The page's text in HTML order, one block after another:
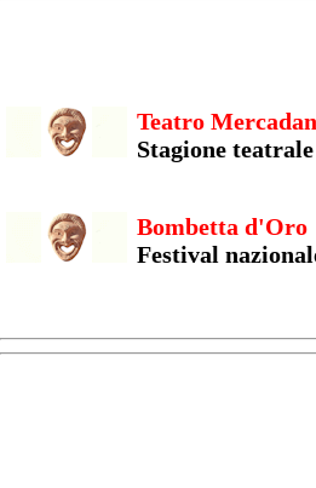
Teatro
Stagione teatrale
Bombetta d'Oro
Festival